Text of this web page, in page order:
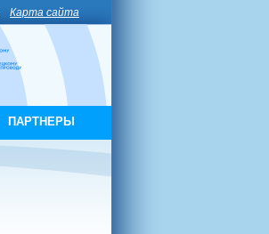
Карта сайта
ПАРТНЕРЫ